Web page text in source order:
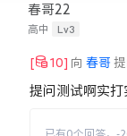
春哥22
高中 Lv3
[ 10] 向 春哥 提
提问测试啊实打
已有0个回答， -